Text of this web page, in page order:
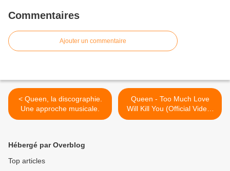
Commentaires
Ajouter un commentaire
< Queen, la discographie.
Une approche musicale.
Queen - Too Much Love
Will Kill You (Official Video)
>
Hébergé par Overblog
Top articles